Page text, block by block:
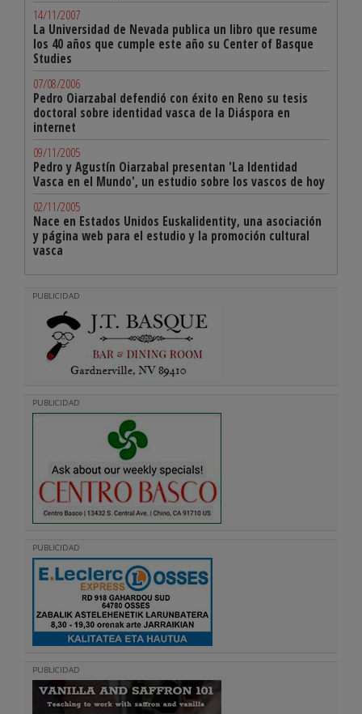
14/11/2007
La Universidad de Nevada publica un libro que resume
los 40 años que cumple este año su Center of Basque
Studies
07/08/2006
Pedro Oiarzabal defendió con éxito en Reno su tesis
doctoral sobre identidad vasca de la Diáspora en
internet
09/11/2005
Pedro y Agustín Oiarzabal presentan 'La Identidad
Vasca en el Mundo', un estudio sobre los vascos de hoy
02/11/2005
Nace en Estados Unidos Euskalidentity, una asociación
y página web para el estudio y la promoción cultural
vasca
PUBLICIDAD
PUBLICIDAD
PUBLICIDAD
PUBLICIDAD